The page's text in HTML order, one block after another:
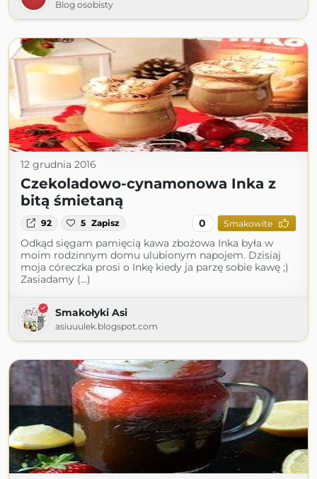
Blog osobisty
12 grudnia 2016
Czekoladowo-cynamonowa Inka z
bitą śmietaną
92 5 Zapisz 0 Smakowite
Odkąd sięgam pamięcią kawa zbożowa Inka była w
moim rodzinnym domu ulubionym napojem. Dzisiaj
moja córeczka prosi o Inkę kiedy ja parzę sobie kawę ;)
Zasiadamy (...)
Smakołyki Asi
asiuuulek.blogspot.com